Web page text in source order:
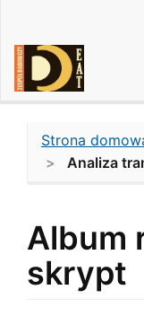
Main
Content
Sidebar
Strona
Analiza
Album
skrypt